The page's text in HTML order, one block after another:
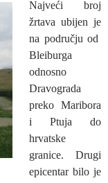
Najveći broj
žrtava ubijen je
na području od
Bleiburga
odnosno
Dravograda
preko Maribora
i Ptuja do
hrvatske
granice. Drugi
epicentar bilo je